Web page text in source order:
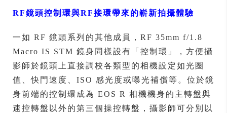
RF鏡頭控制環與RF接環帶來的嶄新拍攝體驗
一如 RF 鏡頭系列的其他成員，RF 35mm f/1.8
Macro IS STM 鏡身同樣設有「控制環」，方便攝
影師於鏡頭上直接調校各類型的相機設定如光圈
值、快門速度、ISO 感光度或曝光補償等。位於鏡
身前端的控制環成為 EOS R 相機機身的主轉盤與
速控轉盤以外的第三個操控轉盤，攝影師可分別以